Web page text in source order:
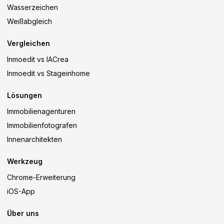
Wasserzeichen
Weißabgleich
Vergleichen
Inmoedit vs IACrea
Inmoedit vs Stageinhome
Lösungen
Immobilienagenturen
Immobilienfotografen
Innenarchitekten
Werkzeug
Chrome-Erweiterung
iOS-App
Über uns